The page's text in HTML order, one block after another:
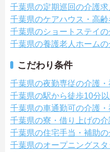
千葉県の定期巡回の介護求
千葉県のケアハウス・高
千葉県のショートステイの
千葉県の養護老人ホームの
こだわり条件
千葉県の夜勤専従の介護・
千葉県の駅から徒歩10分
千葉県の車通勤可の介護・
千葉県の寮・借り上げの介
千葉県の住宅手当・補助
千葉県のオープニングス